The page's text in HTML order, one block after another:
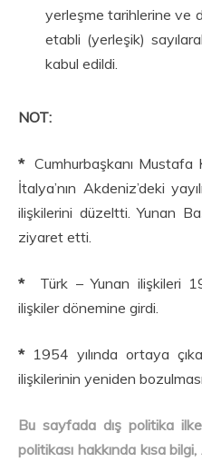
yerleşme tarihlerine ve
etabli (yerleşik)
kabul edildi.
NOT:
* Cumhurbaşkanı Mustafa
İtalya’nın Akdeniz’deki
ilişkilerini düzeltti. Yunan
ziyaret etti.
*
Türk – Yunan ilişkileri
ilişkiler dönemine girdi.
* 1954 yılında ortaya
ilişkilerinin yeniden
Bu sayfada dış politika
politikası hakkında kısa